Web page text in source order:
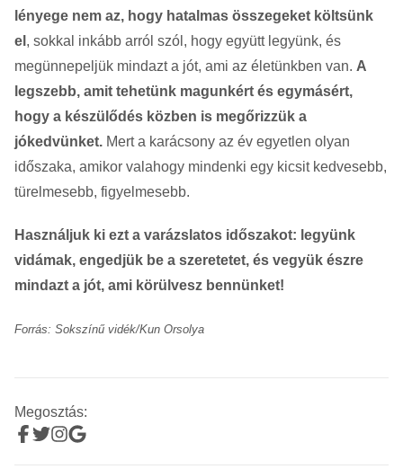
lényege nem az, hogy hatalmas összegeket költsünk
el , sokkal inkább arról szól, hogy együtt legyünk, és
megünnepeljük mindazt a jót, ami az életünkben van. A
legszebb, amit tehetünk magunkért és egymásért,
hogy a készülődés közben is megőrizzük a
jókedvünket. Mert a karácsony az év egyetlen olyan
időszaka, amikor valahogy mindenki egy kicsit kedvesebb,
türelmesebb, figyelmesebb.
Használjuk ki ezt a varázslatos időszakot: legyünk
vidámak, engedjük be a szeretetet, és vegyük észre
mindazt a jót, ami körülvesz bennünket!
Forrás: Sokszínű vidék/Kun Orsolya
Megosztás: